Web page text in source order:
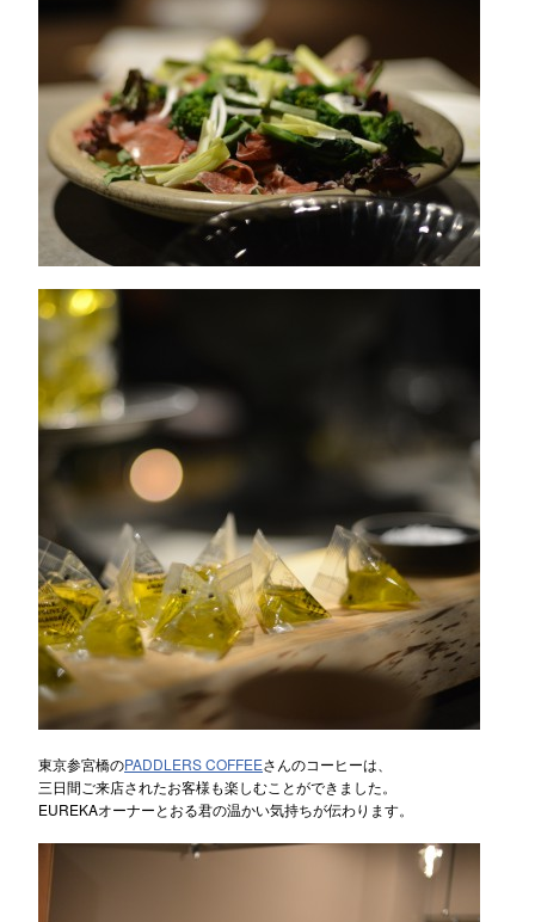
東京参宮橋のPADDLERS COFFEEさんのコーヒーは、
三日間ご来店されたお客様も楽しむことができました。
EUREKAオーナーとおる君の温かい気持ちが伝わります。